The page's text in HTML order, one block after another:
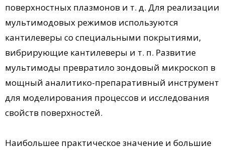
поверхностных плазмонов и т. д. Для реализации
мультимодовых режимов используются
кантилеверы со специальными покрытиями,
вибрирующие кантилеверы и т. п. Развитие
мультимоды превратило зондовый микроскоп в
мощный аналитико-препаративный инструмент
для моделирования процессов и исследования
свойств поверхностей.
Наибольшее практическое значение и большие